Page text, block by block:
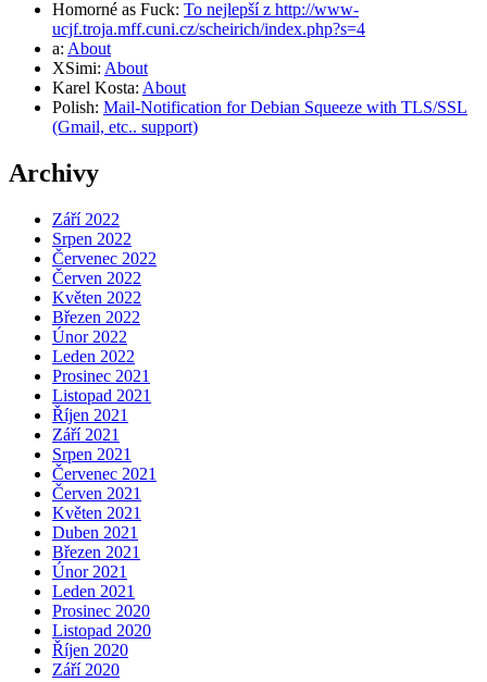
Homorné as Fuck: To nejlepší z http://www-
ucjf.troja.mff.cuni.cz/scheirich/index.php?s=4
a: About
XSimi: About
Karel Kosta: About
Polish: Mail-Notification for Debian Squeeze with TLS/SSL
(Gmail, etc.. support)
Archivy
Září 2022
Srpen 2022
Červenec 2022
Červen 2022
Květen 2022
Březen 2022
Únor 2022
Leden 2022
Prosinec 2021
Listopad 2021
Říjen 2021
Září 2021
Srpen 2021
Červenec 2021
Červen 2021
Květen 2021
Duben 2021
Březen 2021
Únor 2021
Leden 2021
Prosinec 2020
Listopad 2020
Říjen 2020
Září 2020